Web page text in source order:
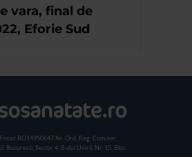
vara, final de
Eforie Sud
RO14950647 Nr. Ord. Reg. Com./an:
Bucuresti, Sector 4, B-dul Unirii, Nr. 15, Bloc